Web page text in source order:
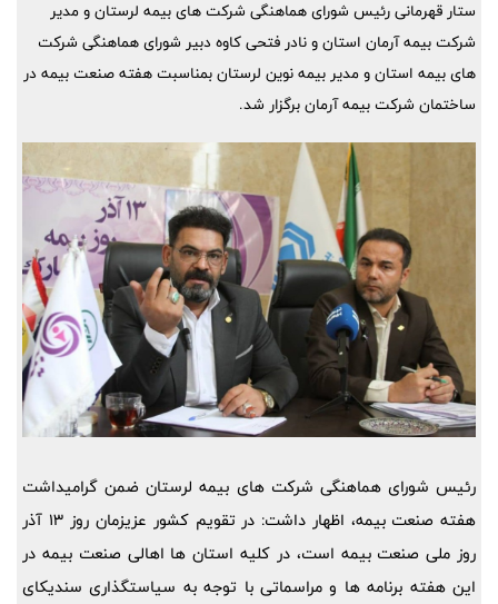
ستار قهرمانی رئیس شورای هماهنگی شرکت های بیمه لرستان و مدیر
شرکت بیمه آرمان استان و نادر فتحی کاوه دبیر شورای هماهنگی شرکت
های بیمه استان و مدیر بیمه نوین لرستان بمناسبت هفته صنعت بیمه در
ساختمان شرکت بیمه آرمان برگزار شد.
رئیس شورای هماهنگی شرکت های بیمه لرستان ضمن گرامیداشت
هفته صنعت بیمه، اظهار داشت: در تقویم کشور عزیزمان روز 13 آذر
روز ملی صنعت بیمه است، در کلیه استان ها اهالی صنعت بیمه در
این هفته برنامه ها و مراسماتی با توجه به سیاستگذاری سندیکای